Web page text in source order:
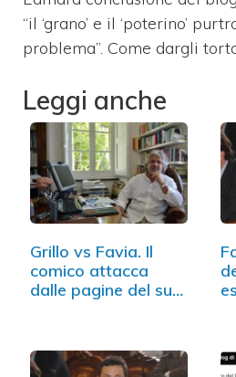
“il ‘grano’ e il ‘poterino’
problema”. Come dargli
Leggi anche
Grillo vs Favia. Il
comico attacca
dalle pagine del suo